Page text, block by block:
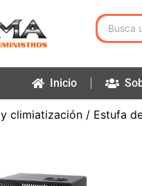
Inicio
climiatización / Estufa